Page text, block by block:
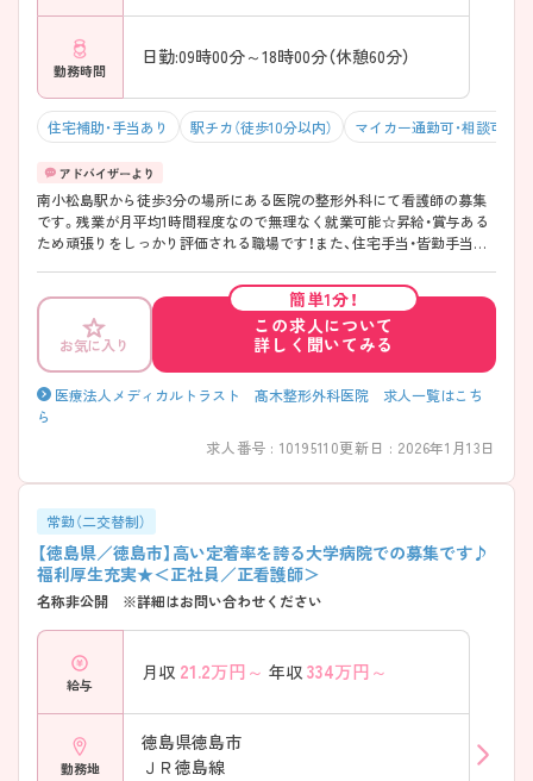
勤務時間
日勤:09時00分～18時00分（休憩60分）
住宅補助・手当あり 駅チカ（徒歩10分以内） マイカー通勤可・相談可
南小松島駅から徒歩3分の場所にある医院の整形外科にて看護師の募集
です。残業が月平均1時間程度なので無理なく就業可能☆昇給・賞与ある
ため頑張りをしっかり評価される職場です！また、住宅手当・皆勤手当な
す♪ご興味ある方は面接ポイントをお伝えしますので、お気軽にご連絡
ください。
お気に入り
簡単1分！
この求人について
詳しく聞いてみる
医療法人メディカルトラスト 髙木整形外科医院 求人一覧はこち
ら
求人番号 : 10195110更新日 : 2026年1月13日
常勤（二交替制）
【徳島県／徳島市】高い定着率を誇る大学病院での募集です♪
福利厚生充実★＜正社員／正看護師＞
名称非公開 ※詳細はお問い合わせください
給与
月収 21.2万円～ 年収 334万円～
勤務地
徳島県徳島市
ＪＲ徳島線